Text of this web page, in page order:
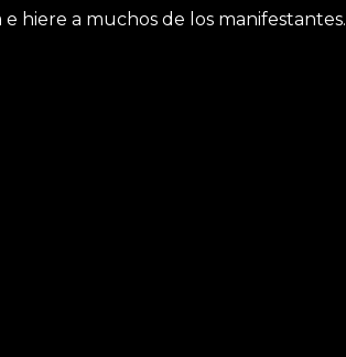
hiere a muchos de los manifestantes.